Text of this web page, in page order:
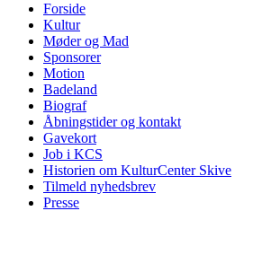
Forside
Kultur
Møder og Mad
Sponsorer
Motion
Badeland
Biograf
Åbningstider og kontakt
Gavekort
Job i KCS
Historien om KulturCenter Skive
Tilmeld nyhedsbrev
Presse